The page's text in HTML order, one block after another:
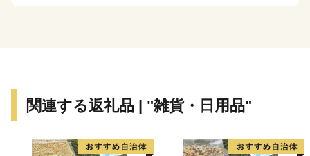
印南町では、1億円事業として人材育成のため「かえる
推進事業」を財源に全国に類を見ない「かえる」をテー
関連する返礼品 | "雑貨・日用品"